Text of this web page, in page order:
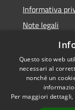
Informativa
Note legali
Dichiarazione
Accessibilità
Questo sito web
necessari al
nonché un
Per maggiori